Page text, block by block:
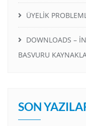
ÜYELİK
DOWNLOADS –
BASVURU
SON